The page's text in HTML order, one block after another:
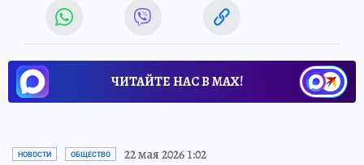
ЧИТАЙТЕ НАС В МАХ!
НОВОСТИ ОБЩЕСТВО 22 мая 2026 1:02